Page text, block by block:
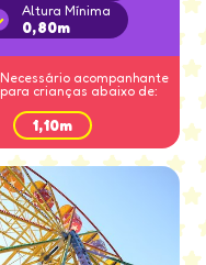
Altura Mínima
0,80m
Necessário acompanhante
para crianças abaixo de:
1,10m